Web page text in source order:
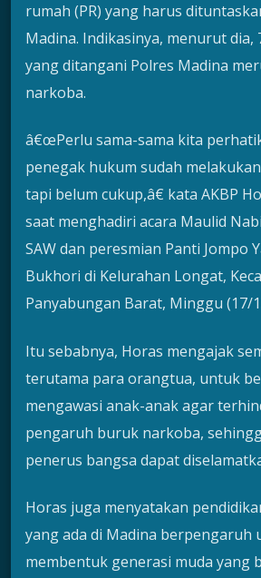
rumah (PR) yang harus
Madina. Indikasinya, menurut dia,
yang ditangani Polres Madina
narkoba.
â€œPerlu sama-sama kita
penegak hukum sudah
tapi belum cukup,â€ kata AKBP
saat menghadiri acara Maulid
SAW dan peresmian Panti Jompo
Bukhori di Kelurahan Longat,
Panyabungan Barat, Minggu (17/
Itu sebabnya, Horas mengajak
terutama para orangtua, untuk
mengawasi anak-anak agar
pengaruh buruk narkoba,
penerus bangsa dapat
Horas juga menyatakan
yang ada di Madina berpengaruh
membentuk generasi muda yang